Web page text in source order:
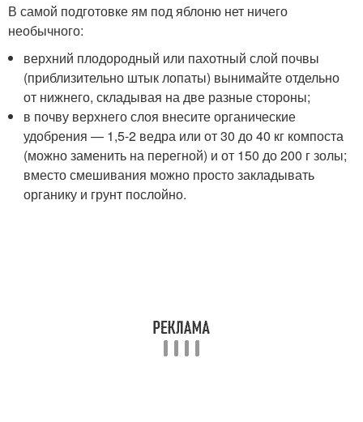
В самой подготовке ям под яблоню нет ничего
необычного:
верхний плодородный или пахотный слой почвы
(приблизительно штык лопаты) вынимайте отдельно
от нижнего, складывая на две разные стороны;
в почву верхнего слоя внесите органические
удобрения — 1,5-2 ведра или от 30 до 40 кг компоста
(можно заменить на перегной) и от 150 до 200 г золы;
вместо смешивания можно просто закладывать
органику и грунт послойно.